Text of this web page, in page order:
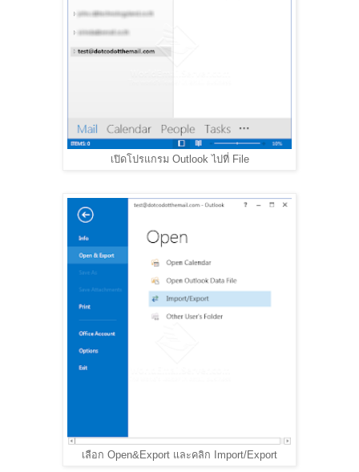
เปิดโปรแกรม Outlook ไปที่ File
เลือก Open&Export และคลิก Import/Export